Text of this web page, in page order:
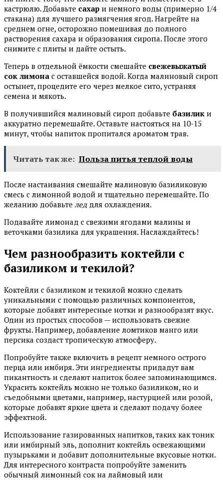
кастрюлю. Добавьте сахар и немного воды (примерно 1/4
стакана) для лучшего размягчения ягод. Нагрейте на
среднем огне, осторожно помешивая до полного
растворения сахара и образования сиропа. После этого
снимите с плиты и дайте остыть.
Теперь в отдельной ёмкости смешайте свежевыжатый
сок лимона с оставшейся водой. Когда малиновый сироп
остынет, процедите его через мелкое сито, устраняя
семена и мякоть.
В получившийся малиновый сироп добавьте базилик и
аккуратно перемешайте. Оставьте настояться на 10-15
минут, чтобы напиток пропитался ароматом трав.
Читать так же: Польза питья теплой воды
После настаивания смешайте малиновую базиликовую
смесь с лимонной водой и тщательно перемешайте. По
желанию добавьте леддля охлаждения.
Подавайте лимонад с свежими ягодами малины и
веточками базилика для украшения. Наслаждайтесь!
Чем разнообразить коктейли с
базиликом и текилой?
Коктейли с базиликом и текилой можно сделать
уникальными с помощью различных компонентов,
которые добавят интересные нотки и разнообразят вкус.
Один из простых способов — использовать свежие
фрукты. Например, добавление ломтиков манго или
персика создаст тропическую атмосферу.
Попробуйте также включить в рецепт немного острого
перца или имбиря. Эти ингредиенты придадут вам
пикантность и сделают напиток более запоминающимся.
Украсить коктейль можно не только базиликом, но и
съедобными цветами, например, настурцией или розой,
которые добавят яркие цвета и сделают подачу более
эффектной.
Использование газированных напитков, таких как тоник
или имбирный эль, дополнит коктейль освежающими
пузырьками и добавит дополнительные вкусовые нотки.
Для интересного контраста попробуйте заменить
обычный лимонный сок на лаймовый или